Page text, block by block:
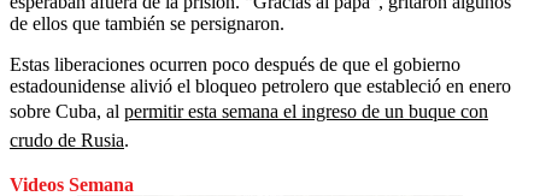
de ellos que también se persignaron.
Estas liberaciones ocurren poco después de que el gobierno
estadounidense alivió el bloqueo petrolero que estableció en enero
sobre Cuba, al permitir esta semana el ingreso de un buque con
crudo de Rusia.
Videos Semana